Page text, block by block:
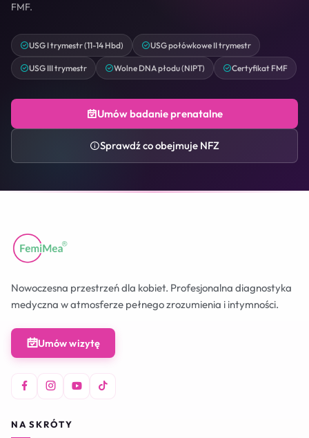
FMF.
USG I trymestr (11-14 Hbd) USG połówkowe II trymestr
USG III trymestr Wolne DNA płodu (NIPT) Certyfikat FMF
Umów badanie prenatalne
Sprawdź co obejmuje NFZ
Nowoczesna przestrzeń dla kobiet. Profesjonalna diagnostyka
medyczna w atmosferze pełnego zrozumienia i intymności.
Umów wizytę
NA SKRÓTY